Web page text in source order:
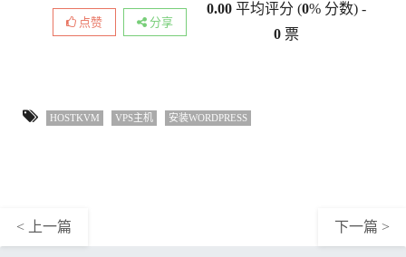
点赞 分享
0.00 平均评分 (0% 分数) -
0 票
HOSTKVM VPS主机 安装WORDPRESS
< 上一篇 下一篇 >